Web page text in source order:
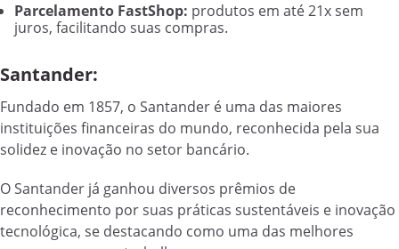
Parcelamento FastShop: produtos em até 21x sem
juros, facilitando suas compras.
Santander:
Fundado em 1857, o Santander é uma das maiores
instituições financeiras do mundo, reconhecida pela sua
solidez e inovação no setor bancário.
O Santander já ganhou diversos prêmios de
reconhecimento por suas práticas sustentáveis e inovação
tecnológica, se destacando como uma das melhores